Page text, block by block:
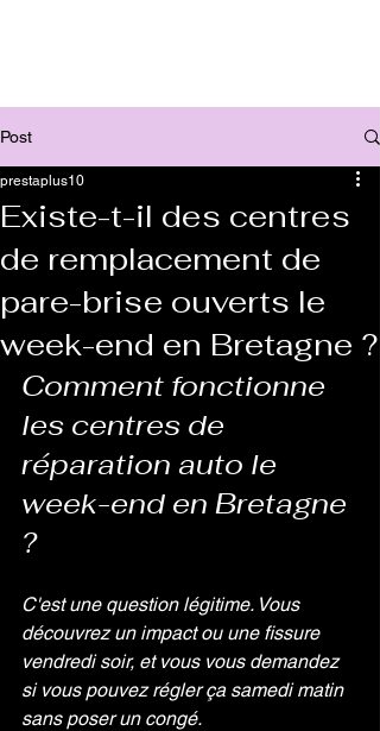
Post
Existe-t-il des centres
de remplacement de
pare-brise ouverts le
week-end en Bretagne ?
prestaplus10
Comment fonctionne
les centres de
réparation auto le
week-end en Bretagne
?
C'est une question légitime. Vous
découvrez un impact ou une fissure
vendredi soir, et vous vous demandez
si vous pouvez régler ça samedi matin
sans poser un congé.